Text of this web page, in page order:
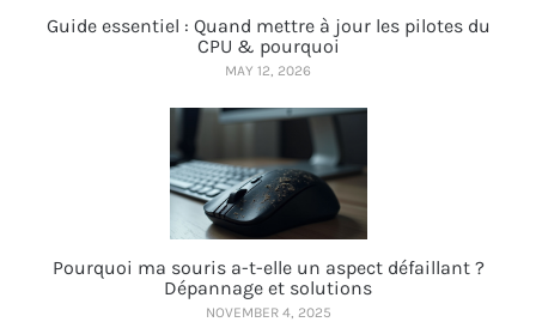
Guide essentiel : Quand mettre à jour les pilotes du
CPU & pourquoi
MAY 12, 2026
Pourquoi ma souris a-t-elle un aspect défaillant ?
Dépannage et solutions
NOVEMBER 4, 2025